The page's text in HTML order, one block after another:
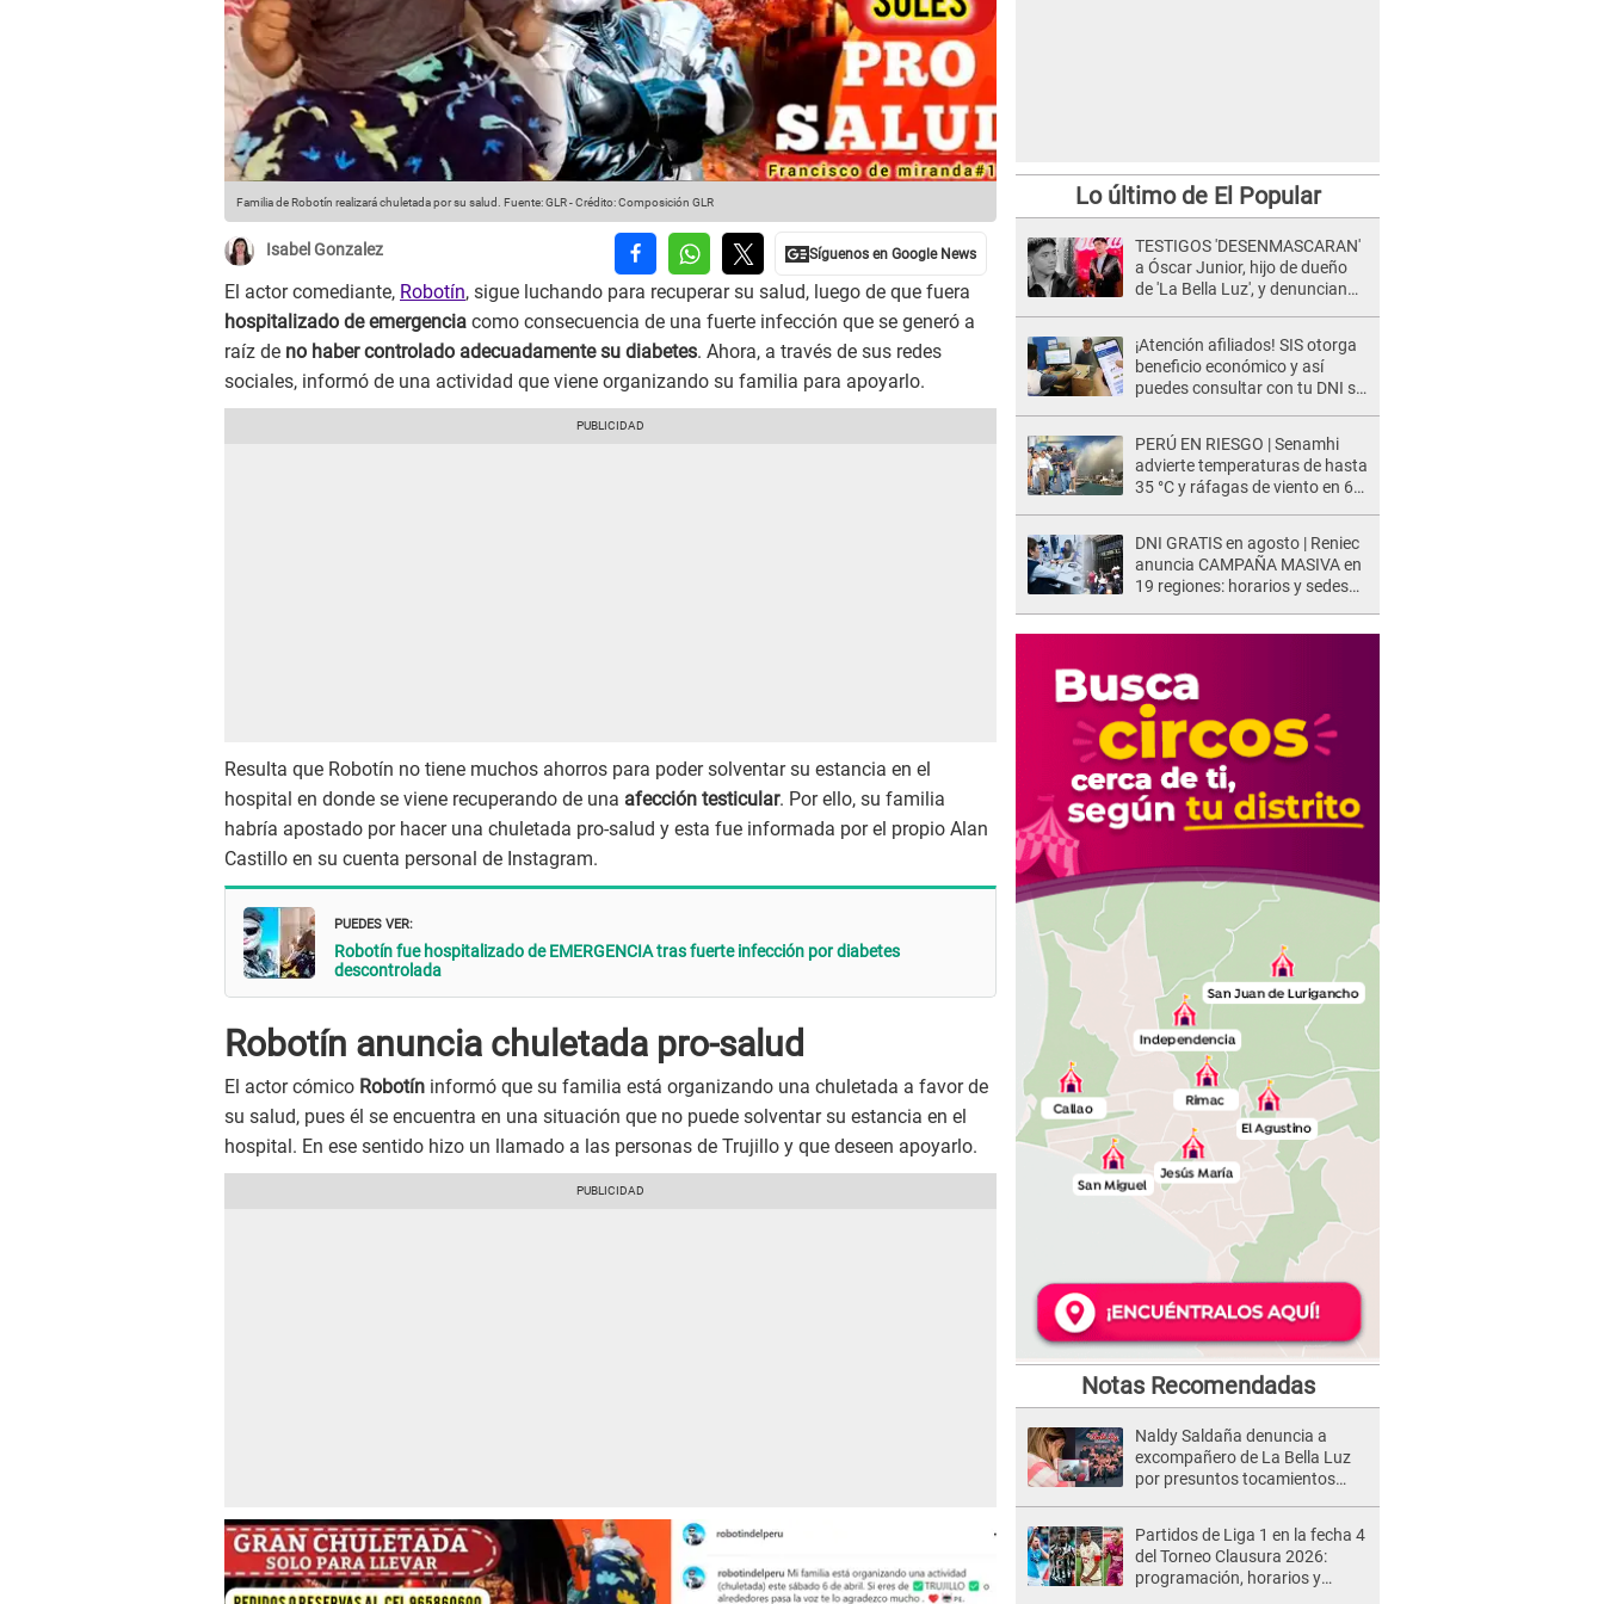
Familia de Robotín realizará chuletada por su salud. Fuente: GLR-Crédito: Composición GLR
Isabel Gonzalez
El actor comediante, Robotín, sigue luchando para recuperar su salud, luego de que fuera
hospitalizado de emergencia como consecuencia de una fuerte infección que se generó a
raíz de no haber controlado adecuadamente su diabetes. Ahora, a través de sus redes
sociales, informó de una actividad que viene organizando su familia para apoyarlo.
Resulta que Robotín no tiene muchos ahorros para poder solventar su estancia en el
hospital en donde se viene recuperando de una afección testicular. Por ello, su familia
habría apostado por hacer una chuletada pro-salud y esta fue informada por el propio Alan
Castillo en su cuenta personal de Instagram.
PUEDES VER:
Robotín fue hospitalizado de EMERGENCIA tras fuerte infección por diabetes
descontrolada
Robotín anuncia chuletada pro-salud
El actor cómico Robotín informó que su familia está organizando una chuletada a favor de
su salud, pues él se encuentra en una situación que no puede solventar su estancia en el
hospital. En ese sentido hizo un llamado a las personas de Trujillo y que deseen apoyarlo.
Lo último de El Popular
TESTIGOS 'DESENMASCARAN'
a Óscar Junior, hijo de dueño
de 'La Bella Luz', y denuncian
¡Atención afiliados! SIS otorga
beneficio económico y así
puedes consultar con tu DNI si
PERÚ EN RIESGO | Senamhi
advierte temperaturas de hasta
35 °C y ráfagas de viento en 6
DNI GRATIS en agosto | Reniec
anuncia CAMPAÑA MASIVA en
19 regiones: horarios y sedes
Notas Recomendadas
Naldy Saldaña denuncia a
excompañero de La Bella Luz
por presuntos tocamientos
Partidos de Liga 1 en la fecha 4
del Torneo Clausura 2026:
programación, horarios y